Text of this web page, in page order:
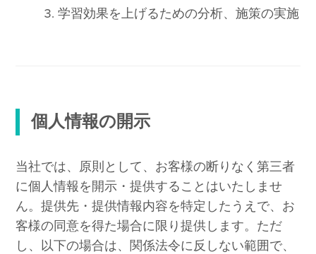
学習効果を上げるための分析、施策の実施
個人情報の開示
当社では、原則として、お客様の断りなく第三者
に個人情報を開示・提供することはいたしませ
ん。提供先・提供情報内容を特定したうえで、お
客様の同意を得た場合に限り提供します。ただ
し、以下の場合は、関係法令に反しない範囲で、